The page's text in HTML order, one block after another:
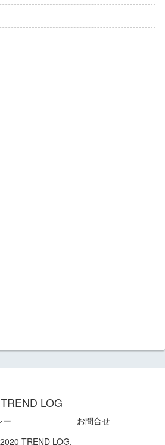
TREND LOG
ー
お問合せ
TREND LOG.